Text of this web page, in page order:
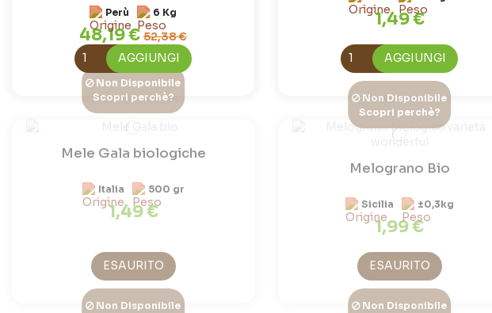
Perù 6 Kg
48,19 € 52,38 €
AGGIUNGI
1,49 €
AGGIUNGI
Non Disponibile
Scopri perchè?
Mele Gala biologiche
Italia 500 gr
1,49 €
ESAURITO
Non Disponibile
Scopri perchè?
Melograno Bio
Sicilia ±0,3kg
1,99 €
ESAURITO
Non Disponibile
Non Disponibile